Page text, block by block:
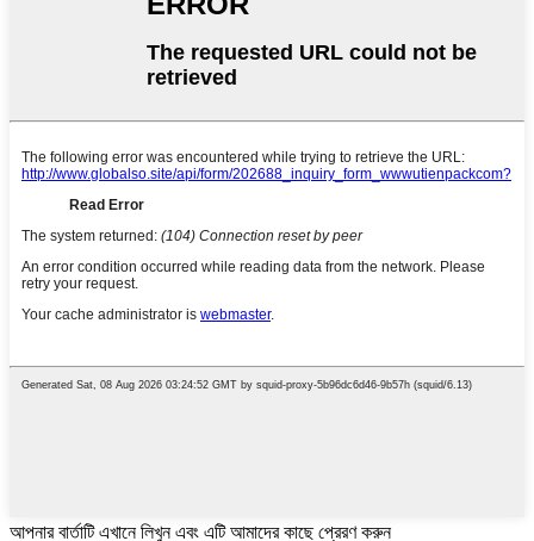
আপনার বার্তাটি এখানে লিখুন এবং এটি আমাদের কাছে প্রেরণ করুন